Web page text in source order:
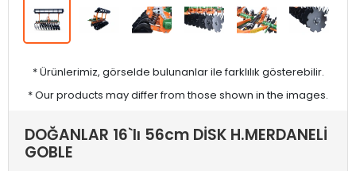
* Ürünlerimiz, görselde bulunanlar ile farklılık gösterebilir.
* Our products may differ from those shown in the images.
DOĞANLAR 16`lı 56cm DİSK H.MERDANELİ
GOBLE